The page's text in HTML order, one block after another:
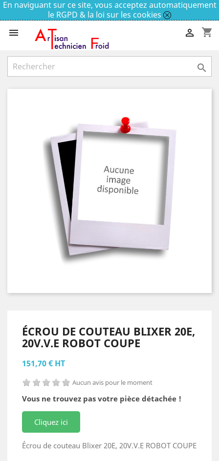
En naviguant sur ce site, vous acceptez automatiquement
le RGPD & la loi sur les cookies
 shopping_cart


ÉCROU DE COUTEAU BLIXER 20E,
20V.V.E ROBOT COUPE
151,70 € HT
Aucun avis pour le moment
Vous ne trouvez pas votre pièce détachée !
Cliquez ici
Écrou de couteau Blixer 20E, 20V.V.E ROBOT COUPE